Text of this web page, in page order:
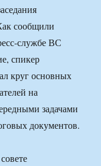
сообщили
службе ВС
спикер
круг основных
на
задачами
документов.